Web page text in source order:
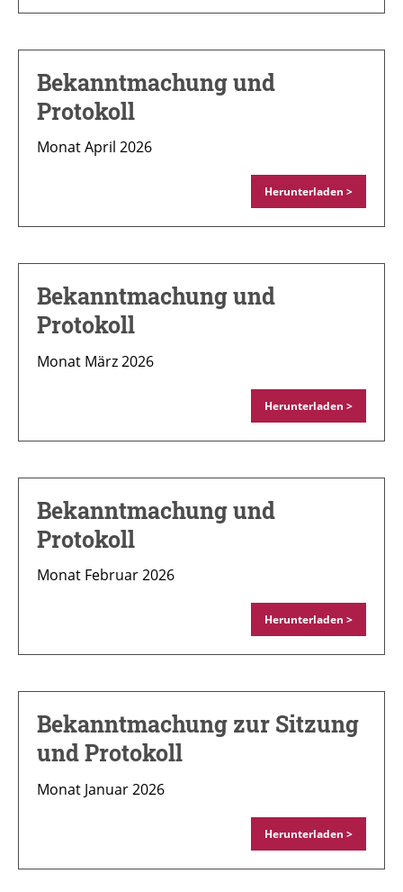
Bekanntmachung und
Protokoll
Monat April 2026
Herunterladen >
Bekanntmachung und
Protokoll
Monat März 2026
Herunterladen >
Bekanntmachung und
Protokoll
Monat Februar 2026
Herunterladen >
Bekanntmachung zur Sitzung
und Protokoll
Monat Januar 2026
Herunterladen >